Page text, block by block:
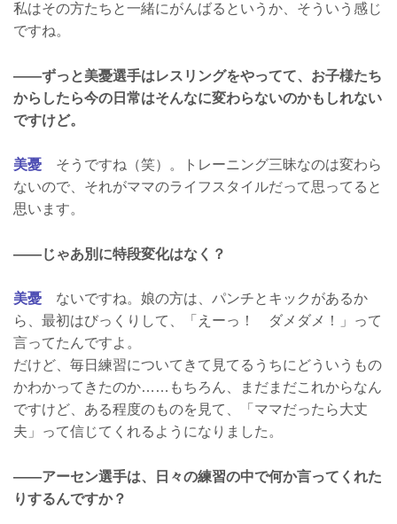
私はその方たちと一緒にがんばるというか、そういう感じ
ですね。
――ずっと美憂選手はレスリングをやってて、お子様たち
からしたら今の日常はそんなに変わらないのかもしれない
ですけど。
美憂 そうですね（笑）。トレーニング三昧なのは変わら
ないので、それがママのライフスタイルだって思ってると
思います。
――じゃあ別に特段変化はなく？
美憂 ないですね。娘の方は、パンチとキックがあるか
ら、最初はびっくりして、「えーっ！ ダメダメ！」って
言ってたんですよ。
だけど、毎日練習についてきて見てるうちにどういうもの
かわかってきたのか……もちろん、まだまだこれからなん
ですけど、ある程度のものを見て、「ママだったら大丈
夫」って信じてくれるようになりました。
――アーセン選手は、日々の練習の中で何か言ってくれた
りするんですか？